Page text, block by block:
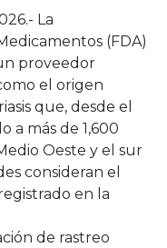
La
(FDA)
proveedor
el origen
que, desde el
a más de 1,600
Oeste y el sur
consideran el
en la
de rastreo